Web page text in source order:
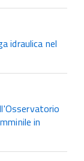
idraulica nel
in